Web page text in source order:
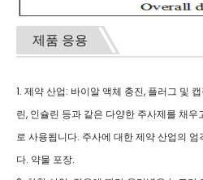
제품 응용
1. 제약 산업: 바이알 액체 충진, 플러그 및
린, 인슐린 등과 같은 다양한 주사제를 채
로 사용됩니다. 주사에 대한 제약 산업의
다. 약물 포장.